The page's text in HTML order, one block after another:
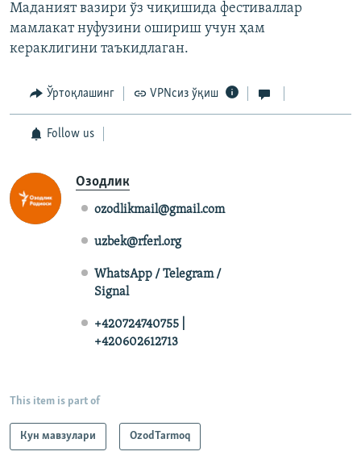
Маданият вазири ўз чиқишида фестиваллар
мамлакат нуфузини ошириш учун ҳам
кераклигини таъкидлаган.
Ўртоқлашинг VPNсиз ўқиш
Follow us
Озодлик
ozodlikmail@gmail.com
uzbek@rferl.org
WhatsApp / Telegram /
Signal
+420724740755 |
+420602612713
This item is part of
Кун мавзулари OzodTarmoq